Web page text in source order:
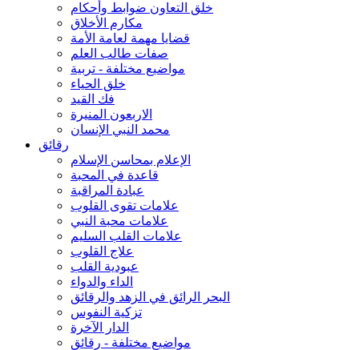
خلق التعاون ضوابط وأحكام
مكارم الأخلاق
قضايا مهمة لعامة الأمة
صفات طالب العلم
مواضيع مختلفة - تربية
خلق الحياء
فك القيد
الاربعون المنيرة
محمد النبي الإنسان
رقائق
الإعلام بمحاسن الإسلام
قاعدة في المحبة
عبادة المراقبة
علامات تقوى القلوب
علامات محبة النبي
علامات القلب السليم
علاج القلوب
عبودية القلب
الداء والدواء
البحر الرائق في الزهد والرقائق
تزكية النفوس
الدار الآخرة
مواضيع مختلفة - رقائق